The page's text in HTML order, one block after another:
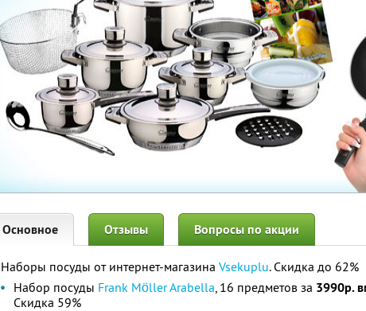
Основное Отзывы Вопросы по акции
Наборы посуды от интернет-магазина Vsekuplu. Скидка до 62%
Набор посуды Frank Möller Arabella, 16 предметов за 3990р.
Скидка 59%